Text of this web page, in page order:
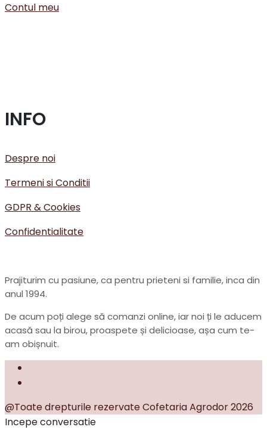
Contul meu
INFO
Despre noi
Termeni si Conditii
GDPR & Cookies
Confidentialitate
Prajiturim cu pasiune, ca pentru prieteni si familie, inca din
anul 1994.
De acum poți alege să comanzi online, iar noi ți le aducem
acasă sau la birou, proaspete și delicioase, așa cum te-
am obișnuit.
@Toate drepturile rezervate Cofetaria Agrodor 2026
Incepe conversatie